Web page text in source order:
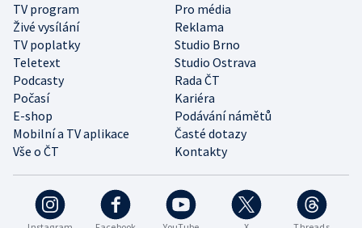
TV program
Pro média
Živé vysílání
Reklama
TV poplatky
Studio Brno
Teletext
Studio Ostrava
Podcasty
Rada ČT
Počasí
Kariéra
E-shop
Podávání námětů
Mobilní a TV aplikace
Časté dotazy
Vše o ČT
Kontakty